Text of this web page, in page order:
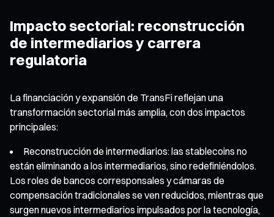
Impacto sectorial: reconstrucción
de intermediarios y carrera
regulatoria
La financiación y expansión de TransFi reflejan una
transformación sectorial más amplia, con dos impactos
principales:
Reconstrucción de intermediarios: las stablecoins no
están eliminando a los intermediarios, sino redefiniéndolos.
Los roles de bancos corresponsales y cámaras de
compensación tradicionales se ven reducidos, mientras que
surgen nuevos intermediarios impulsados por la tecnología,